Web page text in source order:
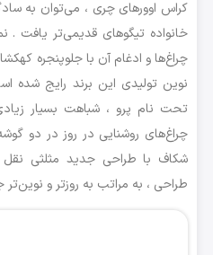
کراس اوورهای چری ، می‌توان به
خانواده تیگو‌های قدیمی‌تر یافت
چراغ‌ها و ادغام آن با جلوپنجره
نوین تولیدی این برند رایج
چراغ‌های روشنایی در روز در دو
شکاف با طراحی جدید مثلثی
طراحی ، به مراتب به روز‌تر و نوین‌تر